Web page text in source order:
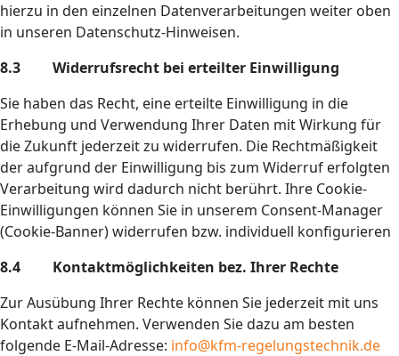
hierzu in den einzelnen Datenverarbeitungen weiter oben
in unseren Datenschutz-Hinweisen.
8.3 Widerrufsrecht bei erteilter Einwilligung
Sie haben das Recht, eine erteilte Einwilligung in die
Erhebung und Verwendung Ihrer Daten mit Wirkung für
die Zukunft jederzeit zu widerrufen. Die Rechtmäßigkeit
der aufgrund der Einwilligung bis zum Widerruf erfolgten
Verarbeitung wird dadurch nicht berührt. Ihre Cookie-
Einwilligungen können Sie in unserem Consent-Manager
(Cookie-Banner) widerrufen bzw. individuell konfigurieren
8.4 Kontaktmöglichkeiten bez. Ihrer Rechte
Zur Ausübung Ihrer Rechte können Sie jederzeit mit uns
Kontakt aufnehmen. Verwenden Sie dazu am besten
folgende E-Mail-Adresse: info@kfm-regelungstechnik.de